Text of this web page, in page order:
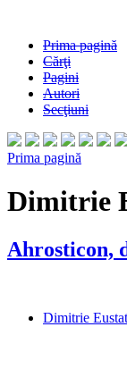
Prima pagină
Cărţi
Pagini
Autori
Secţiuni
Prima pagină
Dimitrie
Ahrosticon,
Dimitrie